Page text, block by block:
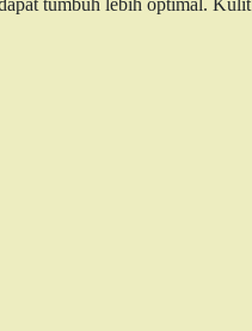
tumbuh lebih optimal. Kulit